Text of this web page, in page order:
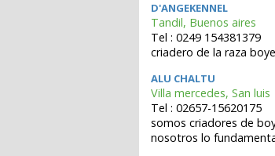
D'ANGEKENNEL
Tandil, Buenos aires
Tel : 0249 154381379
criadero de la raza
ALU CHALTU
Villa mercedes, San luis
Tel : 02657-15620175
somos criadores de
nosotros lo